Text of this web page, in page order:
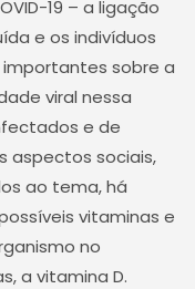
19 – a ligação
e os indivíduos
sobre a
viral nessa
e de
aspectos sociais,
ao tema, há
vitaminas e
no
a vitamina D.